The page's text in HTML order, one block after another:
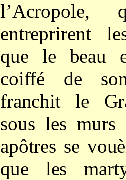
l’Acropole,
entreprirent
que le beau
coiffé de
franchit le
sous les
apôtres se
que les